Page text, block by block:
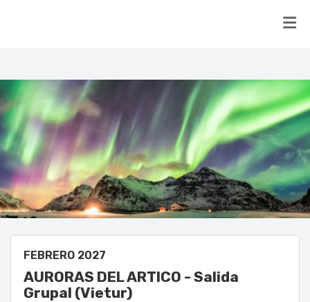
FEBRERO 2027
AURORAS DEL ARTICO - Salida
Grupal (Vietur)